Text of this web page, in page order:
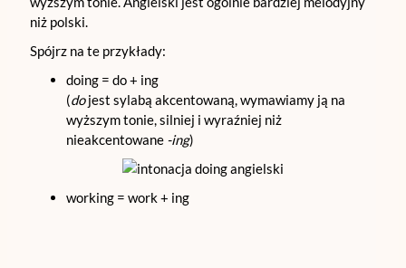
niż polski.
Spójrz na te przykłady:
doing = do + ing
(dojest sylabą akcentowaną, wymawiamy ją na
wyższym tonie, silniej i wyraźniej niż
nieakcentowane -ing)
working = work + ing